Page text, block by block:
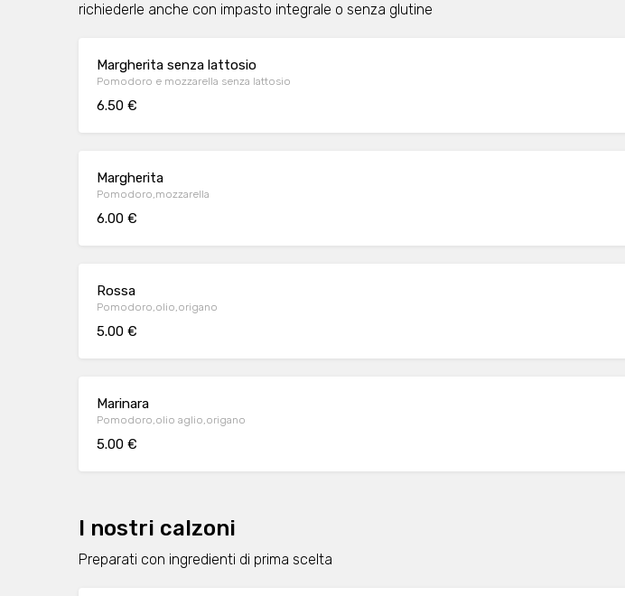
richiederle anche con impasto integrale o senza glutine
Margherita senza lattosio
Pomodoro e mozzarella senza lattosio
6.50 €
Margherita
Pomodoro,mozzarella
6.00 €
Rossa
Pomodoro,olio,origano
5.00 €
Marinara
Pomodoro,olio aglio,origano
5.00 €
I nostri calzoni
Preparati con ingredienti di prima scelta